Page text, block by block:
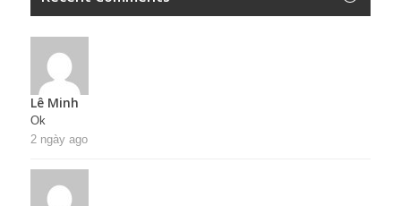
Lê Minh
Ok
2 ngày ago